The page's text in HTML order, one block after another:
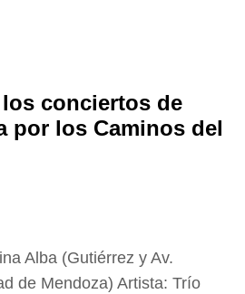
conciertos de
por los Caminos del
Alba (Gutiérrez y Av.
de Mendoza) Artista: Trío